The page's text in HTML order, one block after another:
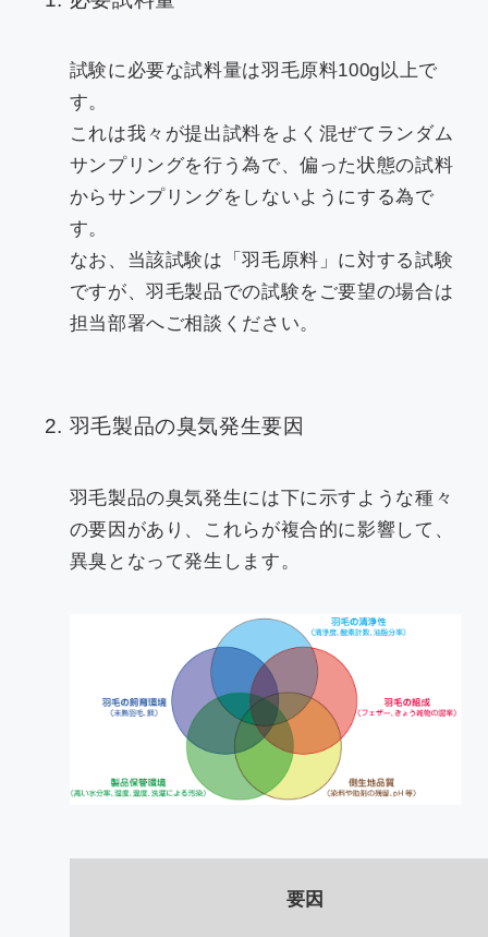
試験に必要な試料量は羽毛原料100g以上で
す。
これは我々が提出試料をよく混ぜてランダム
サンプリングを行う為で、偏った状態の試料
からサンプリングをしないようにする為で
す。
なお、当該試験は「羽毛原料」に対する試験
ですが、羽毛製品での試験をご要望の場合は
担当部署へご相談ください。
羽毛製品の臭気発生要因
羽毛製品の臭気発生には下に示すような種々
の要因があり、これらが複合的に影響して、
異臭となって発生します。
要因